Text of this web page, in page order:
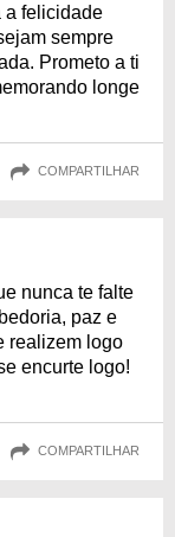
a felicidade
sempre
Prometo a ti
longe
COMPARTILHAR
nunca te falte
paz e
realizem logo
encurte logo!
COMPARTILHAR